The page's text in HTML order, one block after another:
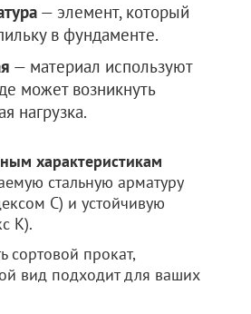
— элемент, который
в фундаменте.
— материал используют
может возникнуть
нагрузка.
характеристикам
стальную арматуру
С) и устойчивую
К).
сортовой прокат,
вид подходит для ваших